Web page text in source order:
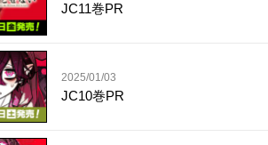
JC11巻PR
2025/01/03
JC10巻PR